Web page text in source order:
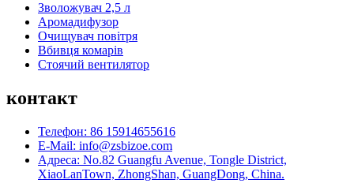
Зволожувач 2,5 л
Аромадифузор
Очищувач повітря
Вбивця комарів
Стоячий вентилятор
контакт
Телефон: 86 15914655616
E-Mail: info@zsbizoe.com
Адреса: No.82 Guangfu Avenue, Tongle District,
XiaoLanTown, ZhongShan, GuangDong, China.